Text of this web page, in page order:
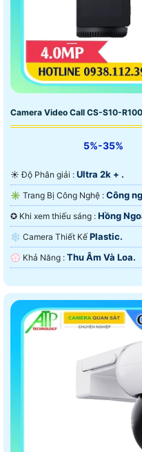
Camera Video Call CS-S10-
5%-35%
☀️ Độ Phân giải : Ultra 2k + .
✳️ Trang Bị Công Nghệ : Công
✪ Khi xem thiếu sáng : Hồng
❄ Camera Thiết Kế Plastic.
️💮 Khả Năng : Thu Âm Và Loa.